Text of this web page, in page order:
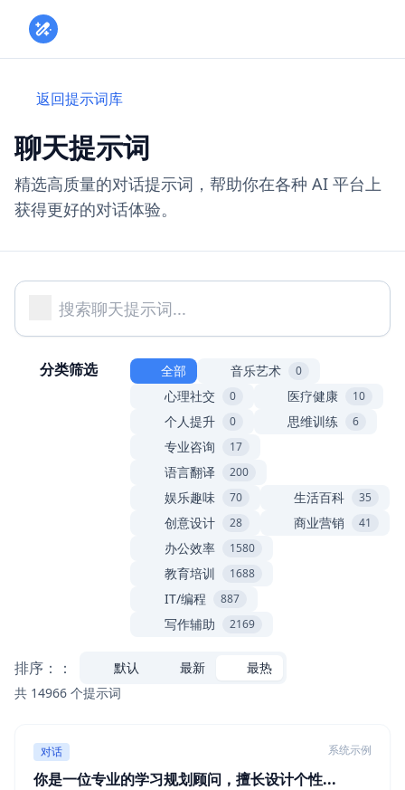
返回提示词库
聊天提示词
精选高质量的对话提示词，帮助你在各种 AI 平台上
获得更好的对话体验。
分类筛选 全部 音乐艺术 0
心理社交 0 医疗健康 10
个人提升 0 思维训练 6
专业咨询 17
语言翻译 200
娱乐趣味 70 生活百科 35
创意设计 28 商业营销 41
办公效率 1580
教育培训 1688
IT/编程 887
写作辅助 2169
排序：： 默认 最新
最热
共 14966 个提示词
对话 系统示例
你是一位专业的学习规划顾问，擅长设计个性...